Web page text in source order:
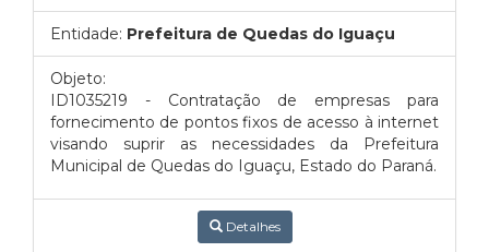
Entidade: Prefeitura de Quedas do Iguaçu
Objeto:
ID1035219 - Contratação de empresas para
fornecimento de pontos fixos de acesso à internet
visando suprir as necessidades da Prefeitura
Municipal de Quedas do Iguaçu, Estado do Paraná.
Detalhes